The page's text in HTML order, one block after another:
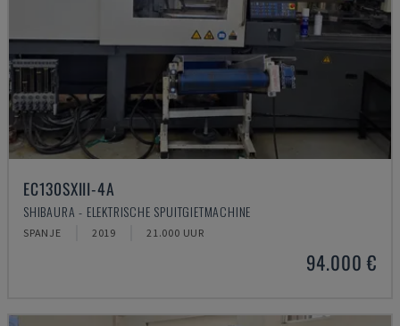
EC130SXIII-4A
SHIBAURA - ELEKTRISCHE SPUITGIETMACHINE
SPANJE 2019 21.000 UUR
94.000 €